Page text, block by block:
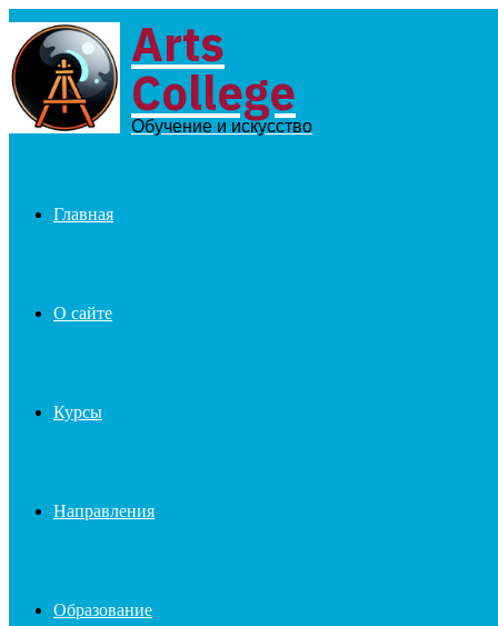
Menu
Arts
College
Обучение и искусство
Главная
О сайте
Курсы
Направления
Образование